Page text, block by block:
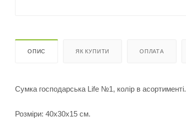
ОПИС ЯК КУПИТИ ОПЛАТА
Сумка господарська Life №1, колір в асортименті.
Розміри: 40х30х15 см.